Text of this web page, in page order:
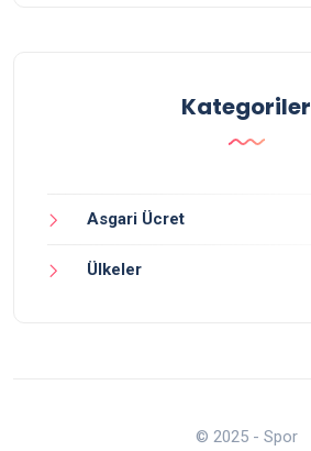
Kategoriler
Asgari Ücret
Ülkeler
© 2025 - Spor